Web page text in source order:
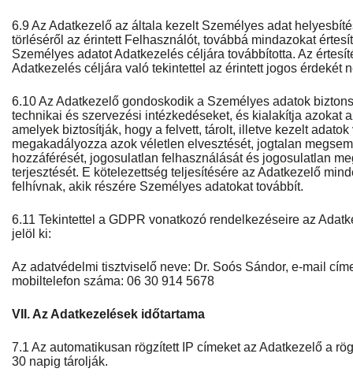
6.9 Az Adatkezelő az általa kezelt Személyes adat
törléséről az érintett Felhasználót, továbbá mindazokat
Személyes adatot Adatkezelés céljára továbbította. Az
Adatkezelés céljára való tekintettel az érintett jogos érdekét
6.10 Az Adatkezelő gondoskodik a Személyes adatok
technikai és szervezési intézkedéseket, és kialakítja azokat
amelyek biztosítják, hogy a felvett, tárolt, illetve kezelt
megakadályozza azok véletlen elvesztését, jogtalan
hozzáférését, jogosulatlan felhasználását és jogosulatlan
terjesztését. E kötelezettség teljesítésére az Adatkezelő
felhívnak, akik részére Személyes adatokat továbbít.
6.11 Tekintettel a GDPR vonatkozó rendelkezéseire az
jelöl ki:
Az adatvédelmi tisztviselő neve: Dr. Soós Sándor, e-mail
mobiltelefon száma: 06 30 914 5678
VII. Az Adatkezelések időtartama
7.1 Az automatikusan rögzített IP címeket az Adatkezelő a
30 napig tárolják.